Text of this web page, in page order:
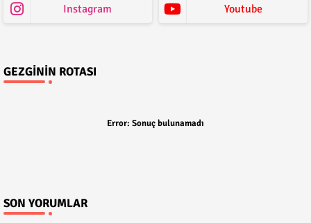
Instagram Youtube
GEZGININ ROTASI
Error: Sonuç bulunamadı
SON YORUMLAR